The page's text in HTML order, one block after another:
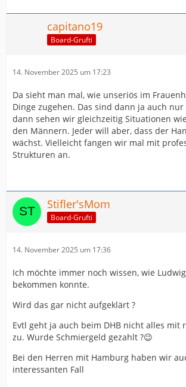
capitano19
Board-Grufti
14. November 2025 um 17:23
Da sieht man mal, wie unseriös im
Dinge zugehen. Das sind dann ja auch nur
dann sehen wir gleichzeitig Situationen
den Männern. Jeder will aber, dass der
wächst. Vielleicht fangen wir mal mit
Strukturen an.
Stifler'sMom
Board-Grufti
14. November 2025 um 17:36
Ich möchte immer noch wissen, wie
bekommen konnte.
Wird das gar nicht aufgeklärt ?
Evtl geht ja auch beim DHB nicht alles mit
zu. Wurde Schmiergeld gezahlt ?😉
Bei den Herren mit Hamburg haben wir
interessanten Fall